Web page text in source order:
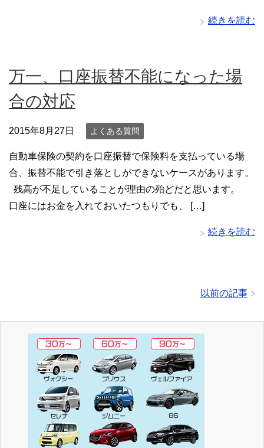
続きを読む
万一、口座振替不能になった場
合の対応
2015年8月27日 よくある質問
自動車保険の契約を口座振替で保険料を支払っている場
合、振替不能で引き落としができないケースがあります。
残高が不足していることが理由の殆どだと思います。
口座にはお金を入れておいたつもりでも、 […]
続きを読む
以前の記事